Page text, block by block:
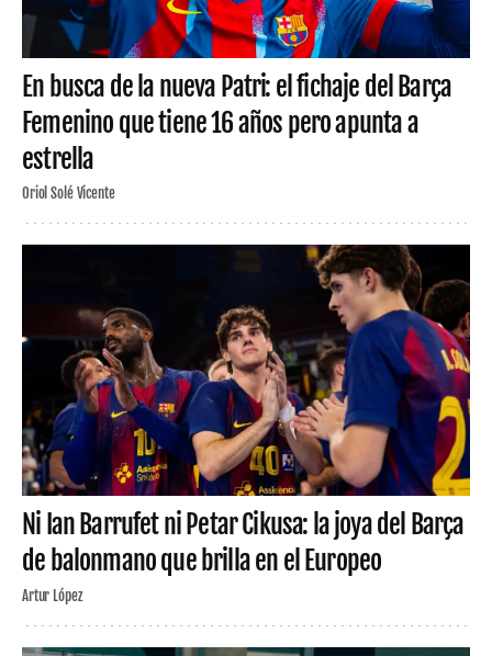
En busca de la nueva Patri: el fichaje del Barça
Femenino que tiene 16 años pero apunta a
estrella
Oriol Solé Vicente
Ni Ian Barrufet ni Petar Cikusa: la joya del Barça
de balonmano que brilla en el Europeo
Artur López